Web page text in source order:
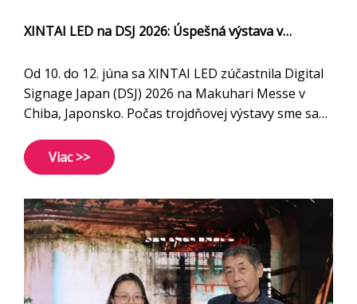
XINTAI LED na DSJ 2026: Úspešná výstava v
Od 10. do 12. júna sa XINTAI LED zúčastnila Digital
Signage Japan (DSJ) 2026 na Makuhari Messe v
Chiba, Japonsko. Počas trojdňovej výstavy sme sa
z Japonska a iných krajín, diskutovali sme o rôznych
projektoch LED displejov.
Viac >>